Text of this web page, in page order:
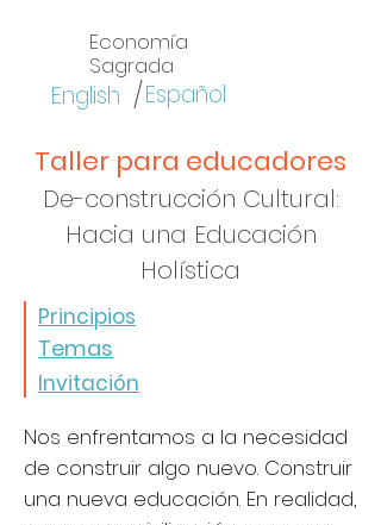
Economía
Sagrada
Taller para educadores
De-construcción Cultural:
Hacia una Educación
Holística
Principios
Temas
Invitación
Nos enfrentamos a la necesidad
de construir algo nuevo. Construir
una nueva educación. En realidad,
Español
English /